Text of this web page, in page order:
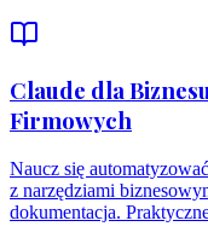
Claude dla
Firmowych
Naucz się
z narzędziami
dokumentacja.